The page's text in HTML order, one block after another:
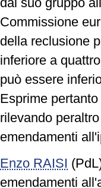
Commissione
della reclusione
inferiore a
può essere
Esprime
rilevando
emendamenti
Enzo RAISI
emendamenti